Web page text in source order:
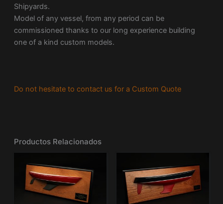
Shipyards.
Model of any vessel, from any period can be
commissioned thanks to our long experience building
one of a kind custom models.
Do not hesitate to contact us for a Custom Quote
Productos Relacionados